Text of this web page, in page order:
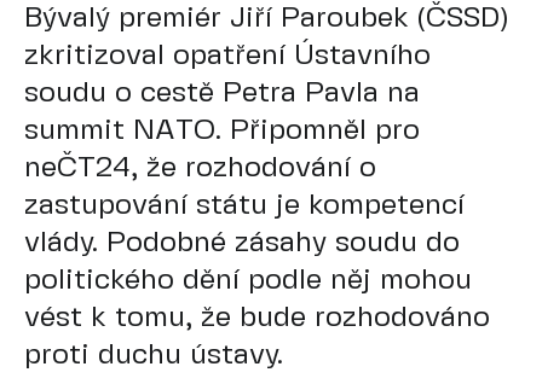
Bývalý premiér Jiří Paroubek (ČSSD)
zkritizoval opatření Ústavního
soudu o cestě Petra Pavla na
summit NATO. Připomněl pro
neČT24, že rozhodování o
zastupování státu je kompetencí
vlády. Podobné zásahy soudu do
politického dění podle něj mohou
vést k tomu, že bude rozhodováno
proti duchu ústavy.